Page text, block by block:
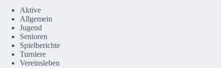
Aktive
Allgemein
Jugend
Senioren
Spielberichte
Turniere
Vereinsleben